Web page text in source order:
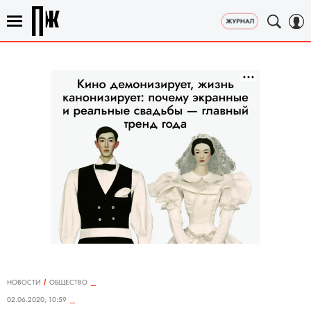
НОВОСТИ
ОБЩЕСТВО
02.06.2020, 10:59